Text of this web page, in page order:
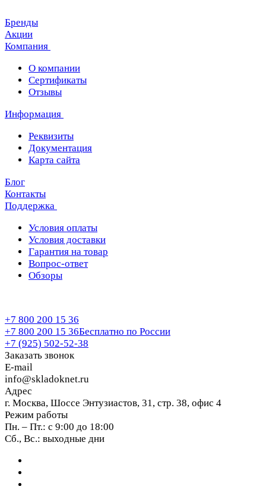
Бренды
Акции
Компания
О компании
Сертификаты
Отзывы
Информация
Реквизиты
Документация
Карта сайта
Блог
Контакты
Поддержка
Условия оплаты
Условия доставки
Гарантия на товар
Вопрос-ответ
Обзоры
+7 800 200 15 36
+7 800 200 15 36Бесплатно по России
+7 (925) 502-52-38
Заказать звонок
E-mail
info@skladoknet.ru
Адрес
г. Москва, Шоссе Энтузиастов, 31, стр. 38, офис 4
Режим работы
Пн. – Пт.: с 9:00 до 18:00
Сб., Вс.: выходные дни